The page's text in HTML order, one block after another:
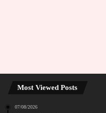
Most Viewed Posts
07/08/2026